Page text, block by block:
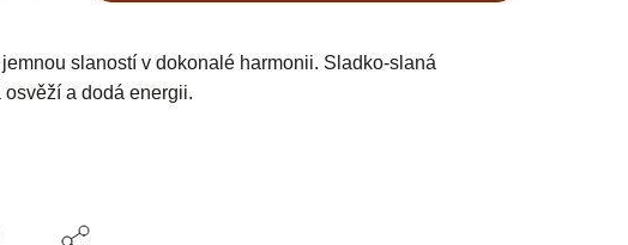
slaností v dokonalé harmonii. Sladko-slaná
osvěží a dodá energii.